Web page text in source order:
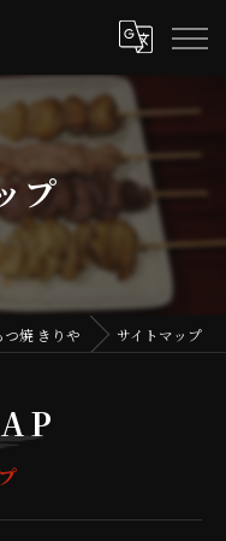
プ
焼 きりや サイトマップ